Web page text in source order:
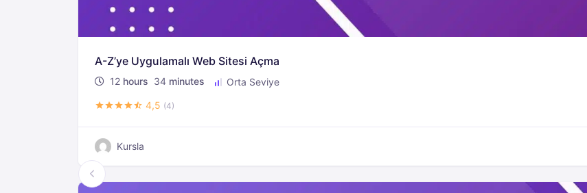
A-Z’ye Uygulamalı Web Sitesi Açma
12 hours 34 minutes
Orta Seviye
4,5 (4)
Kursla